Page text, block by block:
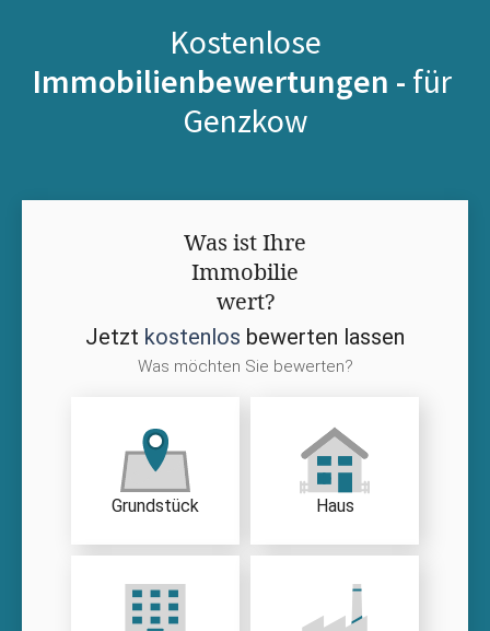
Kostenlose
Immobilienbewertungen - für
Genzkow
Was ist Ihre
Immobilie
wert?
Jetzt kostenlos bewerten lassen
Was möchten Sie bewerten?
Grundstück Haus